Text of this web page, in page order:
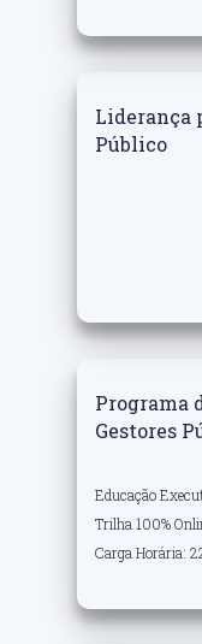
Liderança
Público
Programa
Gestores
Educação
Trilha 100%
Carga Horária: